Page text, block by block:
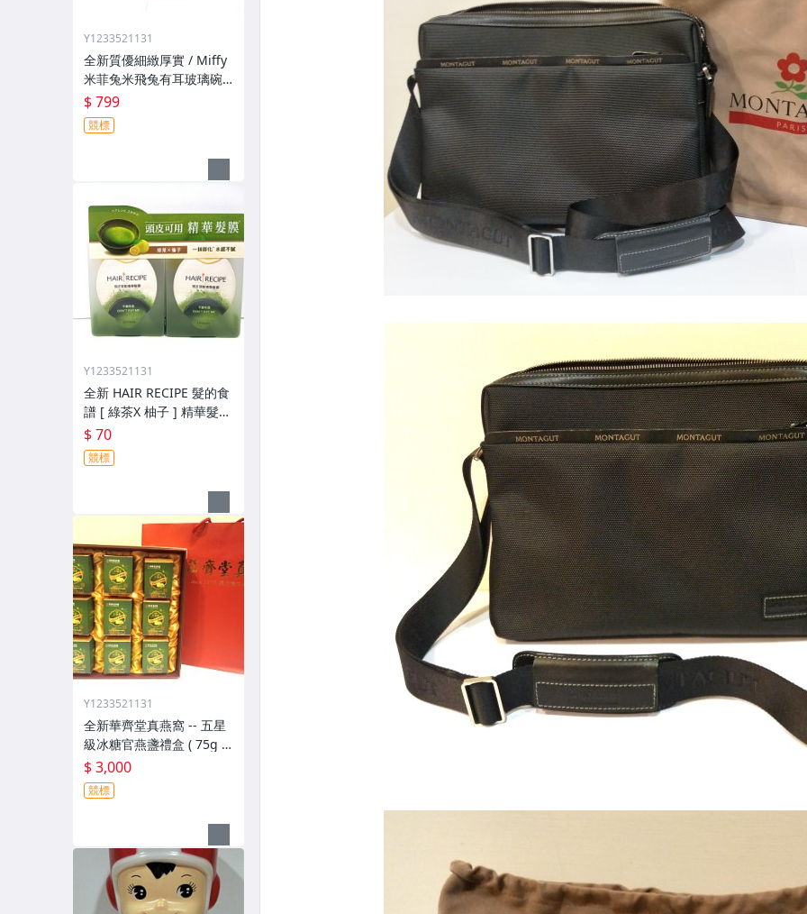
Y1233521131
全新質優細緻厚實 / Miffy
米菲兔米飛兔有耳玻璃碗
大口徑深碗玻璃杯馬克杯
@ Mercis bv 雙層厚實碗
底 [ 附硬質透明外盒 ]
$ 799
競標
Y1233521131
全新 HAIR RECIPE 髮的食
譜 [ 綠茶X 柚子 ] 精華髮膜
12 ml X 2 個試用體驗組
$ 70
競標
Y1233521131
全新華齊堂真燕窩 -- 五星
級冰糖官燕盞禮盒 ( 75g *
9入 )
$ 3,000
競標